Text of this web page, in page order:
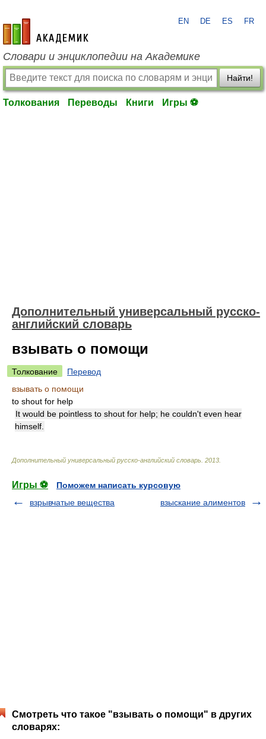
academic.ru
EN DE ES FR
Словари и энциклопедии на Академике
Найти!
Толкования Переводы Книги Игры ⚽
Дополнительный универсальный русско-
английский словарь
взывать о помощи
Толкование
Перевод
взывать о помощи
to shout for help
It would be pointless to shout for help; he couldn't even hear
himself.
Дополнительный универсальный русско-английский словарь 2013
Игры ⚽
Поможем написать курсовую
взрывчатые вещества
взыскание алиментов
Смотреть что такое "взывать о помощи" в других
словарях: